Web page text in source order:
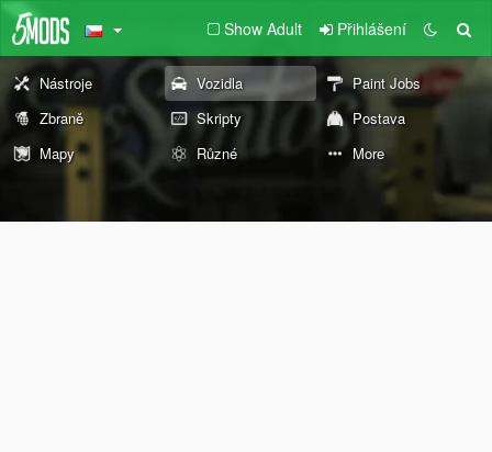
Show Adult Přihlášení
Nástroje Vozidla
Paint Jobs
Zbraně
Skripty
Postava
Mapy
Různé More